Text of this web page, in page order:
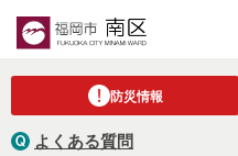
防災情報
よくある質問